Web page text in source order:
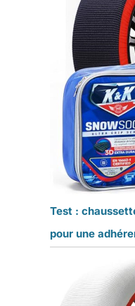
Test :
pour une